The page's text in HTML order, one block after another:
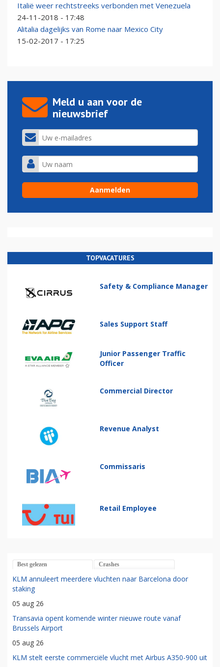
Italië weer rechtstreeks verbonden met Venezuela
24-11-2018 - 17:48
Alitalia dagelijks van Rome naar Mexico City
15-02-2017 - 17:25
Meld u aan voor de
nieuwsbrief
TOPVACATURES
Safety & Compliance Manager
Sales Support Staff
Junior Passenger Traffic
Officer
Commercial Director
Revenue Analyst
Commissaris
Retail Employee
Best gelezen Crashes
KLM annuleert meerdere vluchten naar Barcelona door
staking
05 aug 26
Transavia opent komende winter nieuwe route vanaf
Brussels Airport
05 aug 26
KLM stelt eerste commerciële vlucht met Airbus A350-900 uit